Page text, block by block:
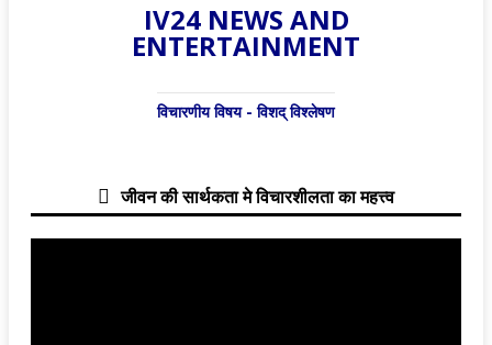
IV24 NEWS AND
ENTERTAINMENT
विचारणीय विषय - विशद् विश्लेषण
जीवन की सार्थकता मे विचारशीलता का महत्त्व